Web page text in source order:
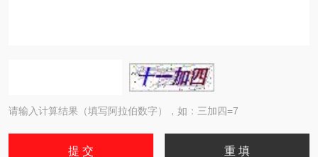
请输入计算结果（填写阿拉伯数字），如：三加四=7